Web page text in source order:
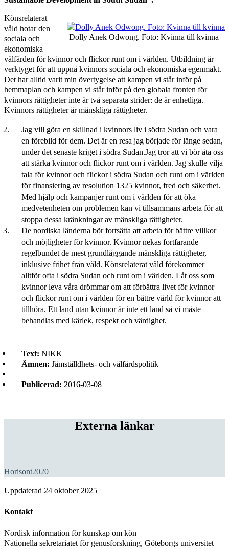
Dolly Anek Odwong. Foto: Kvinna till kvinna
Könsrelaterat
våld hotar den
sociala och
ekonomiska
välfärden för kvinnor och flickor runt om i världen. Utbildning är
verktyget för att uppnå kvinnors sociala och ekonomiska egenmakt.
Det har alltid varit min övertygelse att kampen vi står inför på
hemmaplan och kampen vi står inför på den globala fronten för
kvinnors rättigheter inte är två separata strider: de är enhetliga.
Kvinnors rättigheter är mänskliga rättigheter.
Jag vill göra en skillnad i kvinnors liv i södra Sudan och vara
en förebild för dem. Det är en resa jag började för länge sedan,
under det senaste kriget i södra Sudan.Jag tror att vi bör åta oss
att stärka kvinnor och flickor runt om i världen. Jag skulle vilja
tala för kvinnor och flickor i södra Sudan och runt om i världen
för finansiering av resolution 1325 kvinnor, fred och säkerhet.
Med hjälp och kampanjer runt om i världen för att öka
medvetenheten om problemen kan vi tillsammans arbeta för att
stoppa dessa kränkningar av mänskliga rättigheter.
De nordiska länderna bör fortsätta att arbeta för bättre villkor
och möjligheter för kvinnor. Kvinnor nekas fortfarande
regelbundet de mest grundläggande mänskliga rättigheter,
inklusive frihet från våld. Könsrelaterat våld förekommer
alltför ofta i södra Sudan och runt om i världen. Låt oss som
kvinnor leva våra drömmar om att förbättra livet för kvinnor
och flickor runt om i världen för en bättre värld för kvinnor att
tillhöra. Ett land utan kvinnor är inte ett land så vi måste
behandlas med kärlek, respekt och värdighet.
Text: NIKK
Ämnen: Jämställdhets- och välfärdspolitik
Publicerad: 2016-03-08
Externa länkar
Horisont2020
Uppdaterad 24 oktober 2025
Kontakt
Nordisk information för kunskap om kön
Nationella sekretariatet för genusforskning, Göteborgs universitet